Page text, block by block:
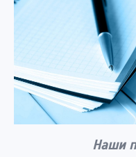
Наши